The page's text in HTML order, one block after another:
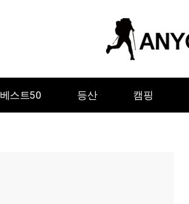
베스트50 등산 캠핑